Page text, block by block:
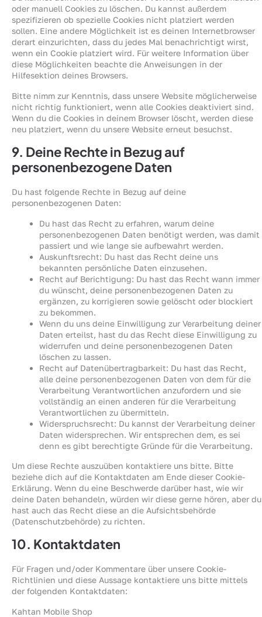
oder manuell Cookies zu löschen. Du kannst außerdem
spezifizieren ob spezielle Cookies nicht platziert werden
sollen. Eine andere Möglichkeit ist es deinen Internetbrowser
derart einzurichten, dass du jedes Mal benachrichtigt wirst,
wenn ein Cookie platziert wird. Für weitere Information über
diese Möglichkeiten beachte die Anweisungen in der
Hilfesektion deines Browsers.
Bitte nimm zur Kenntnis, dass unsere Website möglicherweise
nicht richtig funktioniert, wenn alle Cookies deaktiviert sind.
Wenn du die Cookies in deinem Browser löscht, werden diese
neu platziert, wenn du unsere Website erneut besuchst.
9. Deine Rechte in Bezug auf
personenbezogene Daten
Du hast folgende Rechte in Bezug auf deine
personenbezogenen Daten:
Du hast das Recht zu erfahren, warum deine
personenbezogenen Daten benötigt werden, was damit
passiert und wie lange sie aufbewahrt werden.
Auskunftsrecht: Du hast das Recht deine uns
bekannten persönliche Daten einzusehen.
Recht auf Berichtigung: Du hast das Recht wann immer
du wünscht, deine personenbezogenen Daten zu
ergänzen, zu korrigieren sowie gelöscht oder blockiert
zu bekommen.
Wenn du uns deine Einwilligung zur Verarbeitung deiner
Daten erteilst, hast du das Recht diese Einwilligung zu
widerrufen und deine personenbezogenen Daten
löschen zu lassen.
Recht auf Datenübertragbarkeit: Du hast das Recht,
alle deine personenbezogenen Daten von dem für die
Verarbeitung Verantwortlichen anzufordern und sie
vollständig an einen anderen für die Verarbeitung
Verantwortlichen zu übermitteln.
Widerspruchsrecht: Du kannst der Verarbeitung deiner
Daten widersprechen. Wir entsprechen dem, es sei
denn es gibt berechtigte Gründe für die Verarbeitung.
Um diese Rechte auszuüben kontaktiere uns bitte. Bitte
beziehe dich auf die Kontaktdaten am Ende dieser Cookie-
Erklärung. Wenn du eine Beschwerde darüber hast, wie wir
deine Daten behandeln, würden wir diese gerne hören, aber du
hast auch das Recht diese an die Aufsichtsbehörde
(Datenschutzbehörde) zu richten.
10. Kontaktdaten
Für Fragen und/oder Kommentare über unsere Cookie-
Richtlinien und diese Aussage kontaktiere uns bitte mittels
der folgenden Kontaktdaten:
Kahtan Mobile Shop